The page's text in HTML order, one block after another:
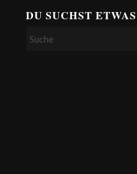
DU SUCHST